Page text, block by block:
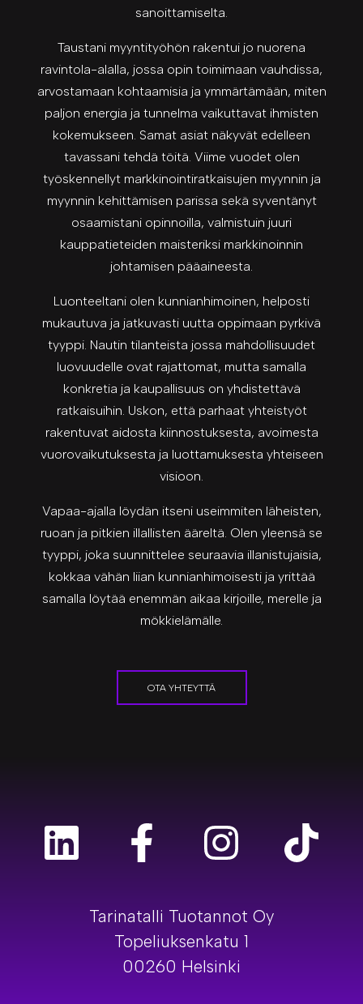
sanoittamiselta.
Taustani myyntityöhön rakentui jo nuorena
ravintola-alalla, jossa opin toimimaan vauhdissa,
arvostamaan kohtaamisia ja ymmärtämään, miten
paljon energia ja tunnelma vaikuttavat ihmisten
kokemukseen. Samat asiat näkyvät edelleen
tavassani tehdä töitä. Viime vuodet olen
työskennellyt markkinointiratkaisujen myynnin ja
myynnin kehittämisen parissa sekä syventänyt
osaamistani opinnoilla, valmistuin juuri
kauppatieteiden maisteriksi markkinoinnin
johtamisen pääaineesta.
Luonteeltani olen kunnianhimoinen, helposti
mukautuva ja jatkuvasti uutta oppimaan pyrkivä
tyyppi. Nautin tilanteista jossa mahdollisuudet
luovuudelle ovat rajattomat, mutta samalla
konkretia ja kaupallisuus on yhdistettävä
ratkaisuihin. Uskon, että parhaat yhteistyöt
rakentuvat aidosta kiinnostuksesta, avoimesta
vuorovaikutuksesta ja luottamuksesta yhteiseen
visioon.
Vapaa-ajalla löydän itseni useimmiten läheisten,
ruoan ja pitkien illallisten ääreltä. Olen yleensä se
tyyppi, joka suunnittelee seuraavia illanistujaisia,
kokkaa vähän liian kunnianhimoisesti ja yrittää
samalla löytää enemmän aikaa kirjoille, merelle ja
mökkielämälle.
OTA YHTEYTTÄ
Tarinatalli Tuotannot Oy
Topeliuksenkatu 1
00260 Helsinki